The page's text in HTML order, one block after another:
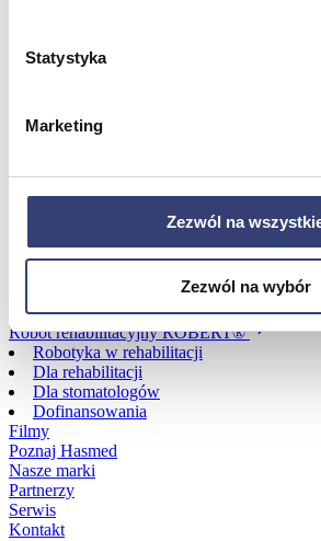
Statystyka
Marketing
Zezwól na
Zezwól na wybór
Dofinansowania
Dofinansowania
Wróć
Aquatizer Testowy
Robot rehabilitacyjny ROBERT®
Robotyka w rehabilitacji
Dla rehabilitacji
Dla stomatologów
Dofinansowania
Filmy
Poznaj Hasmed
Nasze marki
Partnerzy
Serwis
Kontakt